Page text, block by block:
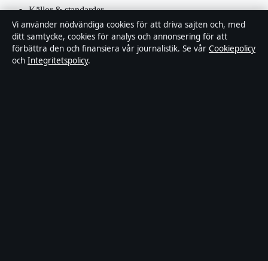
Källor & standarder
Redaktionell policy
Rättelsepolicy
Vi använder nödvändiga cookies för att driva sajten och, med
ditt samtycke, cookies för analys och annonsering för att
förbättra den och finansiera vår journalistik. Se vår Cookiepolicy
och Integritetspolicy.